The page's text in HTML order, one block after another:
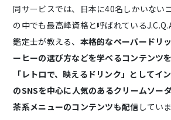
同サービスでは、日本に40名しかいない
の中でも最高峰資格と呼ばれている
鑑定士が教える、 本格的なペーパードリ
ーヒーの選び方などを学べるコンテンツ
「レトロで、映えるドリンク」としてイ
のSNSを中心に人気のあるクリームソー
茶系メニューのコンテンツも配信 していま